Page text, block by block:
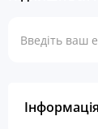
Інформація